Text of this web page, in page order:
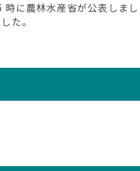
に農林水産省が公表しまし
た。